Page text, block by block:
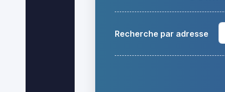
Recherche par adresse